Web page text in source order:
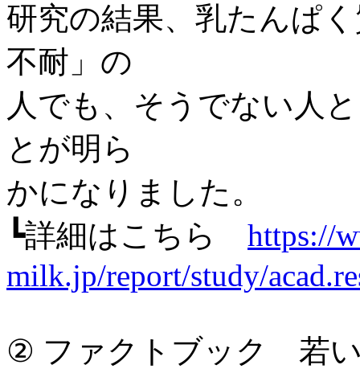
研究の結果、乳たんぱ
不耐」の
人でも、そうでない人
とが明ら
かになりました。
┗詳細はこちら https://
milk.jp/report/study/
② ファクトブック 若い